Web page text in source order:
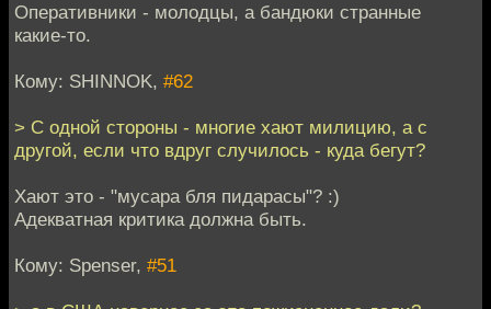
Оперативники - молодцы, а бандюки странные
какие-то.
Кому: SHINNOK, #62
> С одной стороны - многие хают милицию, а с
другой, если что вдруг случилось - куда бегут?
Хают это - "мусара бля пидарасы"? :)
Адекватная критика должна быть.
Кому: Spenser, #51